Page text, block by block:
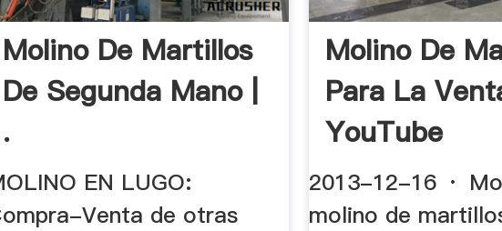
Molino De Martillos
De Segunda Mano |
.
EN LUGO:
Venta de otras
Molino De
Para La
YouTube
2013-12-16 ·
molino de